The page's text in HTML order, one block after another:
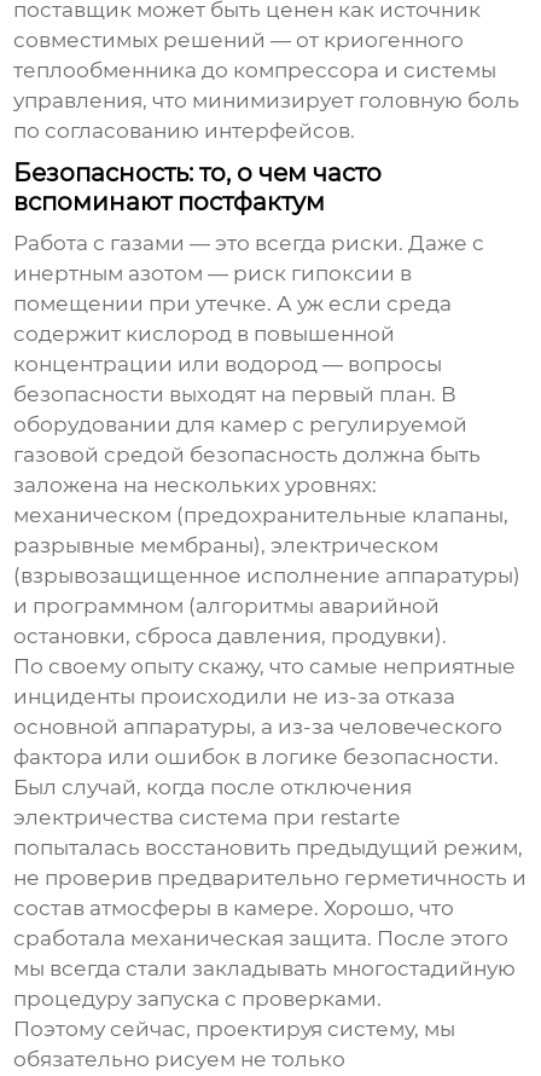
поставщик может быть ценен как источник
совместимых решений — от криогенного
теплообменника до компрессора и системы
управления, что минимизирует головную боль
по согласованию интерфейсов.
Безопасность: то, о чем часто
вспоминают постфактум
Работа с газами — это всегда риски. Даже с
инертным азотом — риск гипоксии в
помещении при утечке. А уж если среда
содержит кислород в повышенной
концентрации или водород — вопросы
безопасности выходят на первый план. В
оборудовании для камер с регулируемой
газовой средой безопасность должна быть
заложена на нескольких уровнях:
механическом (предохранительные клапаны,
разрывные мембраны), электрическом
(взрывозащищенное исполнение аппаратуры)
и программном (алгоритмы аварийной
остановки, сброса давления, продувки).
По своему опыту скажу, что самые неприятные
инциденты происходили не из-за отказа
основной аппаратуры, а из-за человеческого
фактора или ошибок в логике безопасности.
Был случай, когда после отключения
электричества система при restartе
попыталась восстановить предыдущий режим,
не проверив предварительно герметичность и
состав атмосферы в камере. Хорошо, что
сработала механическая защита. После этого
мы всегда стали закладывать многостадийную
процедуру запуска с проверками.
Поэтому сейчас, проектируя систему, мы
обязательно рисуем не только